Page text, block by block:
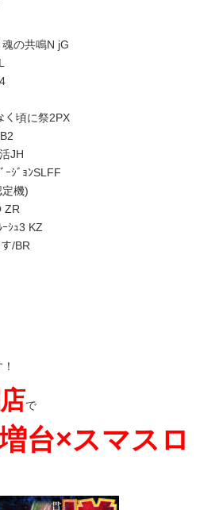
魂の共鳴N jG
く頃に祭2PX
JH
ｰｼﾞｮﾝSLFF
機)
ZR
ｼｭ3 KZ
/BR
で
台×スマスロ